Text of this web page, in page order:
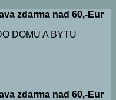
zdarma nad 60,-Eur
DOMU A BYTU
zdarma nad 60,-Eur